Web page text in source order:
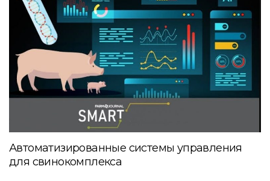
Автоматизированные системы управления
для свинокомплекса